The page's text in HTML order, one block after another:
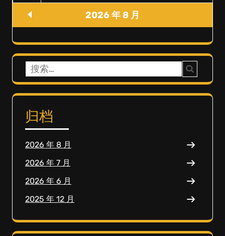
2026 年 8 月
搜
索：
归档
2026 年 8 月
2026 年 7 月
2026 年 6 月
2025 年 12 月